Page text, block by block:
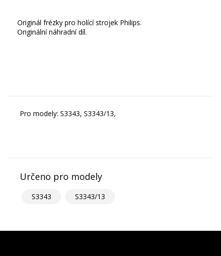
Originál frézky pro holící strojek Philips.
Originální náhradní díl.
Pro modely: S3343, S3343/13,
Určeno pro modely
S3343 S3343/13